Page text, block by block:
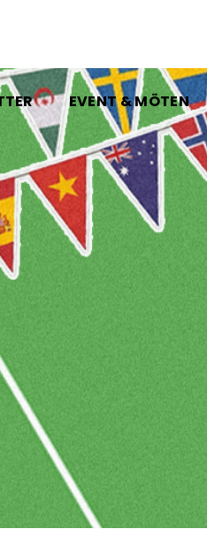
EVENT & MÖTEN